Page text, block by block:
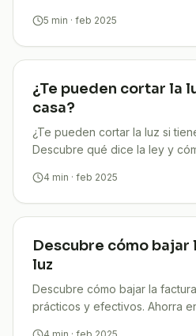
5 min · feb 2025
¿Te pueden cortar la
casa?
¿Te pueden cortar la luz si
Descubre qué dice la ley y
4 min · feb 2025
Descubre cómo bajar
luz
Descubre cómo bajar la
prácticos y efectivos. Ahorra